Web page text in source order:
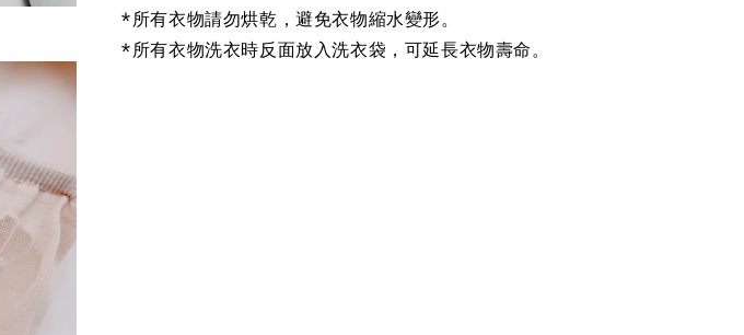
*所有衣物請勿烘乾，避免衣物縮水變形。
*所有衣物洗衣時反面放入洗衣袋，可延長衣物壽命。